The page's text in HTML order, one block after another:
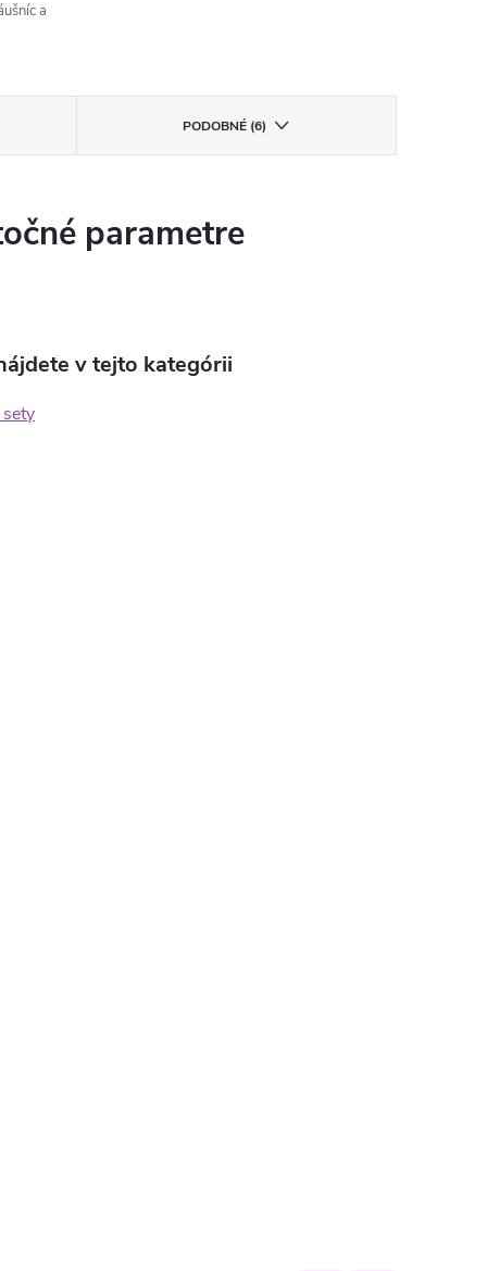
a
PODOBNÉ (6)
parametre
v tejto kategórii